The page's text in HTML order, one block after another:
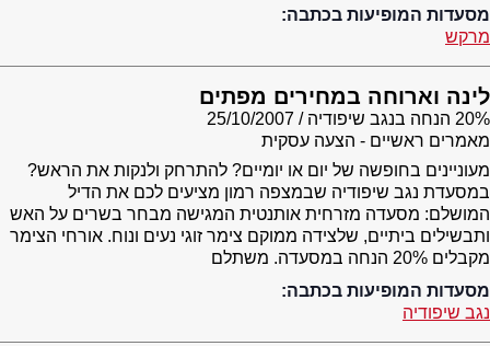
מסעדות המופיעות בכתבה:
מרקש
לינה וארוחה במחירים מפתים
20% הנחה בנגב שיפודיה
25/10/2007
מאמרים ראשיים - הצעה עסקית
מעוניינים בחופשה של יום או יומיים? להתרחק ולנקות את הראש?
במסעדת נגב שיפודיה שבמצפה רמון מציעים לכם את הדיל
המושלם: מסעדה מזרחית אותנטית המגישה מבחר בשרים על האש
ותבשילים ביתיים, שלצידה ממוקם צימר זוגי נעים ונוח. אורחי הצימר
מקבלים 20% הנחה במסעדה. משתלם
מסעדות המופיעות בכתבה:
נגב שיפודיה